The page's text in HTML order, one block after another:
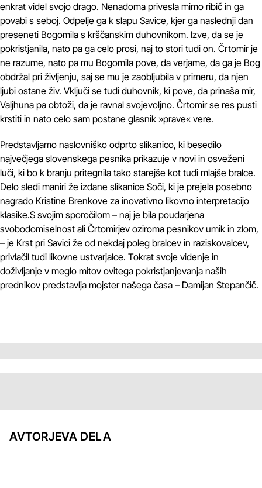
enkrat videl svojo drago. Nenadoma privesla mimo ribič in ga
povabi s seboj. Odpelje ga k slapu Savice, kjer ga naslednji dan
preseneti Bogomila s krščanskim duhovnikom. Izve, da se je
pokristjanila, nato pa ga celo prosi, naj to stori tudi on. Črtomir je
ne razume, nato pa mu Bogomila pove, da verjame, da ga je Bog
obdržal pri življenju, saj se mu je zaobljubila v primeru, da njen
ljubi ostane živ. Vključi se tudi duhovnik, ki pove, da prinaša mir,
Valjhuna pa obtoži, da je ravnal svojevoljno. Črtomir se res pusti
krstiti in nato celo sam postane glasnik »prave« vere.
Predstavljamo naslovniško odprto slikanico, ki besedilo
največjega slovenskega pesnika prikazuje v novi in osveženi
luči, ki bo k branju pritegnila tako starejše kot tudi mlajše bralce.
Delo sledi maniri že izdane slikanice Soči, ki je prejela posebno
nagrado Kristine Brenkove za inovativno likovno interpretacijo
klasike.S svojim sporočilom – naj je bila poudarjena
svobodomiselnost ali Črtomirjev oziroma pesnikov umik in zlom,
– je Krst pri Savici že od nekdaj poleg bralcev in raziskovalcev,
privlačil tudi likovne ustvarjalce. Tokrat svoje videnje in
doživljanje v meglo mitov ovitega pokristjanjevanja naših
prednikov predstavlja mojster našega časa – Damijan Stepančič.
AVTORJEVA DELA